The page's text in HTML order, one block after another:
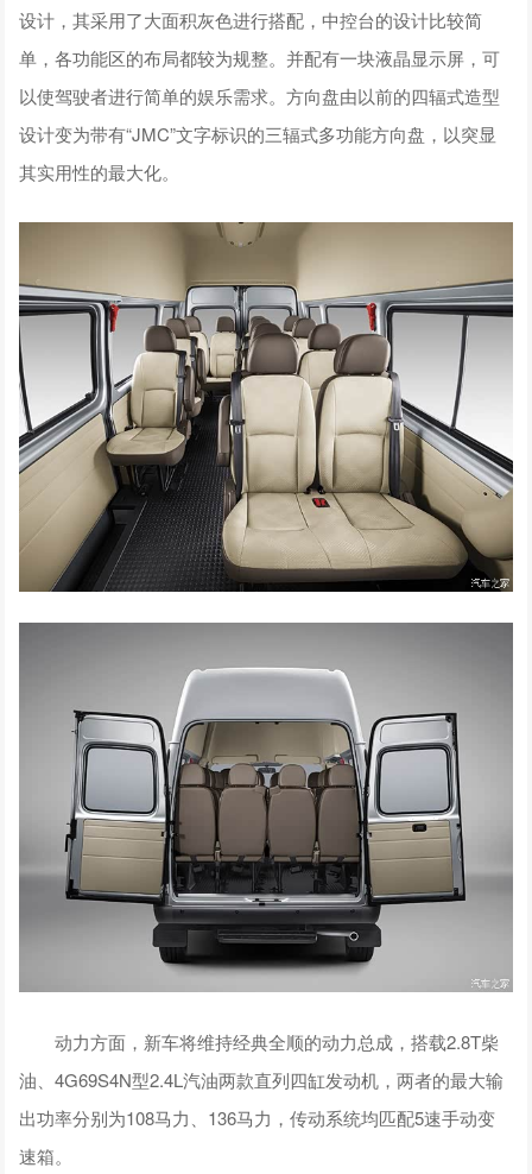
设计，其采用了大面积灰色进行搭配，中控台的设计比较简
单，各功能区的布局都较为规整。并配有一块液晶显示屏，可
以使驾驶者进行简单的娱乐需求。方向盘由以前的四辐式造型
设计变为带有“JMC”文字标识的三辐式多功能方向盘，以突显
其实用性的最大化。
动力方面，新车将维持经典全顺的动力总成，搭载2.8T柴
油、4G69S4N型2.4L汽油两款直列四缸发动机，两者的最大输
出功率分别为108马力、136马力，传动系统均匹配5速手动变
速箱。